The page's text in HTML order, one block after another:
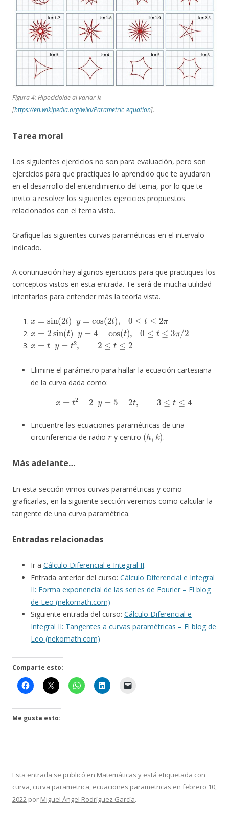
Figura 4: Hipocicloide al variar
[https://en.wikipedia.org/wiki/Parametric_equation].
Tarea moral
Los siguientes ejercicios no son para evaluación, pero son
ejercicios para que practiques lo aprendido que te ayudaran
en el desarrollo del entendimiento del tema, por lo que te
invito a resolver los siguientes ejercicios propuestos
relacionados con el tema visto.
Grafique las siguientes curvas paramétricas en el intervalo
indicado.
A continuación hay algunos ejercicios para que practiques los
conceptos vistos en esta entrada. Te será de mucha utilidad
intentarlos para entender más la teoría vista.
sin t) y , 0 ≤
x
sin(t) y =4 cos(t), 0 ≤t ≤3π /2
x
y=t2, −2 ≤2
Elimine el parámetro para hallar la ecuación cartesiana
de la curva dada como:
x 2 = 2t ≤t ≤4
Encuentre las ecuaciones paramétricas de una
circunferencia de radio
r
y centro
(h,k)
.
Más adelante…
En esta sección vimos curvas paramétricas y como
graficarlas, en la siguiente sección veremos como calcular la
tangente de una curva paramétrica.
Entradas relacionadas
Ir a Cálculo Diferencial e Integral II.
Entrada anterior del curso: Cálculo Diferencial e Integral
II: Forma exponencial de las series de Fourier – El blog
de Leo (nekomath.com)
Siguiente entrada del curso: Cálculo Diferencial e
Integral II: Tangentes a curvas paramétricas – El blog de
Leo (nekomath.com)
Comparte esto:
Me gusta esto:
Esta entrada se publicó en Matemáticas y está etiquetada con
curva, curva parametrica, ecuaciones parametricas en febrero 10,
2022 por Miguel Ángel Rodríguez García.